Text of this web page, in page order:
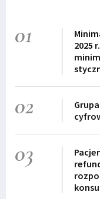
01
2025
02
03